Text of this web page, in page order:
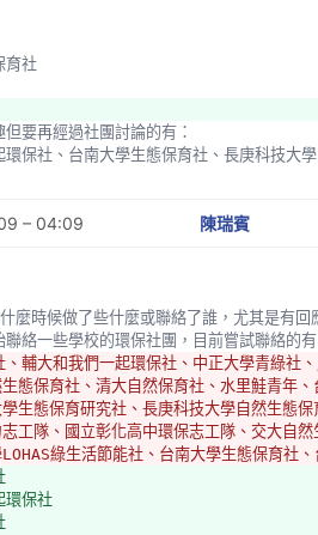
育社
但要再經過社團討論的有：
環保社、台南大學生態保育社、長庚科技大
– 04:09 陳瑞賓
什麼時候做了些什麼或聯絡了誰，尤其是有回
聯絡一些學校的環保社團，目前嘗試聯絡的
輔大和我們一起環保社、中正大學青綠社
態保育社、清大自然保育社、水里鮭青年
生態保育研究社、長庚科技大學自然生態
工隊、國立彰化高中環保志工隊、交大自
綠生活節能社、台南大學生態保育社
環保社